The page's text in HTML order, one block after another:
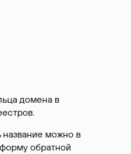
домена в
название можно в
обратной